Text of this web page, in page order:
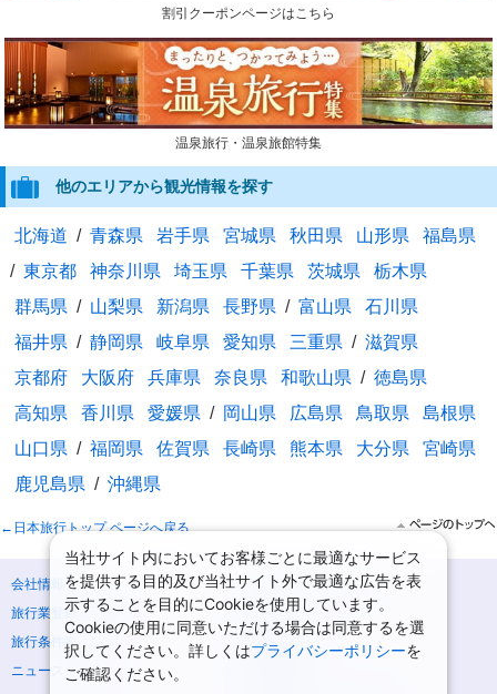
割引クーポンページはこちら
温泉旅行・温泉旅館特集
他のエリアから観光情報を探す
北海道 / 青森県 岩手県 宮城県 秋田県 山形県
福島県
/ 東京都 神奈川県 埼玉県 千葉県 茨城県
栃木県
群馬県 / 山梨県 新潟県 長野県 / 富山県
石川県
福井県 / 静岡県 岐阜県 愛知県 三重県 / 滋賀県
京都府
大阪府 兵庫県 奈良県 和歌山県 / 徳島県
高知県
香川県 愛媛県 / 岡山県 広島県 鳥取県
島根県
山口県 / 福岡県 佐賀県 長崎県 熊本県 大分県
宮崎県
鹿児島県 / 沖縄県
←日本旅行トップ ページへ戻る
会社情報
プライバシーポリシー
旅行業登録票・約款
規約集
旅行条件書
商標について
ニュースリリース
当社サイト内においてお客様ごとに最適なサービス
を提供する目的及び当社サイト外で最適な広告を表
示することを目的にCookieを使用しています。
Cookieの使用に同意いただける場合は同意するを選
択してください。詳しくはプライバシーポリシーを
ご確認ください。